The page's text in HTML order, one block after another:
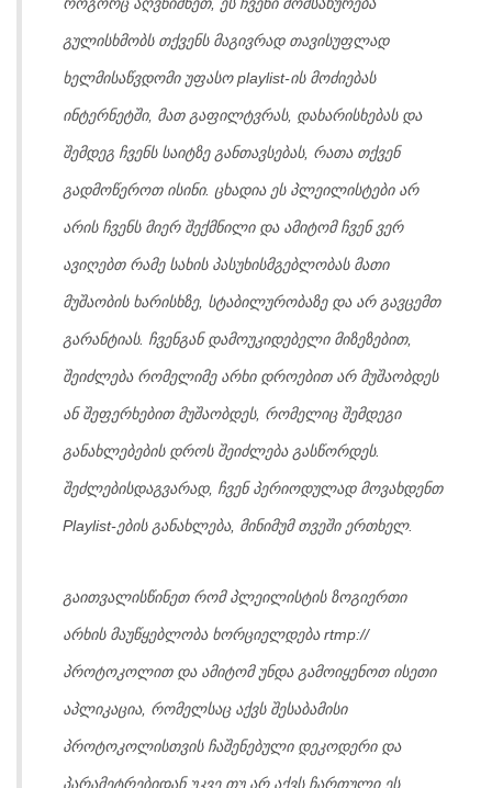
როგორც აღვნიშნეთ, ეს ჩვენი მომსახურება
გულისხმობს თქვენს მაგივრად თავისუფლად
ხელმისაწვდომი უფასო playlist-ის მოძიებას
ინტერნეტში, მათ გაფილტვრას, დახარისხებას და
შემდეგ ჩვენს საიტზე განთავსებას, რათა თქვენ
გადმოწეროთ ისინი. ცხადია ეს პლეილისტები არ
არის ჩვენს მიერ შექმნილი და ამიტომ ჩვენ ვერ
ავიღებთ რამე სახის პასუხისმგებლობას მათი
მუშაობის ხარისხზე, სტაბილურობაზე და არ გავცემთ
გარანტიას. ჩვენგან დამოუკიდებელი მიზეზებით,
შეიძლება რომელიმე არხი დროებით არ მუშაობდეს
ან შეფერხებით მუშაობდეს, რომელიც შემდეგი
განახლებების დროს შეიძლება გასწორდეს.
შეძლებისდაგვარად, ჩვენ პერიოდულად მოვახდენთ
Playlist-ების განახლება, მინიმუმ თვეში ერთხელ.
გაითვალისწინეთ რომ პლეილისტის ზოგიერთი
არხის მაუწყებლობა ხორციელდება rtmp://
პროტოკოლით და ამიტომ უნდა გამოიყენოთ ისეთი
აპლიკაცია, რომელსაც აქვს შესაბამისი
პროტოკოლისთვის ჩაშენებული დეკოდერი და
პარამეტრებიდან უკვე თუ არ აქვს ჩართული ეს